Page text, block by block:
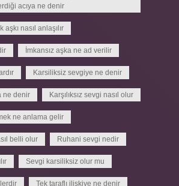
acıya ne denir
nasıl anlaşılır
İmkansız aşka ne ad verilir
Karsiliksiz sevgiye ne denir
ne denir Karşılıksız sevgi nasıl olur
ne anlama gelir
belli olur Ruhani sevgi nedir
Sevgi karsiliksiz olur mu
Tek taraflı ilişkiye ne denir